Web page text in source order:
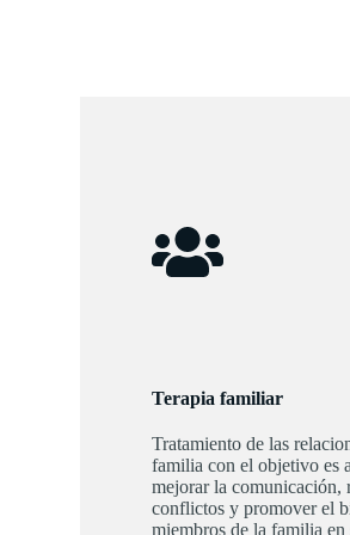
Terapia familiar
Tratamiento de las
familia con el objetivo es
mejorar la comunicación,
conflictos y promover el
miembros de la familia